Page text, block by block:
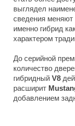
выглядел
сведения меняют
именно гибрид
характером
До серийной
количество
гибридный V8
расширит
добавлением